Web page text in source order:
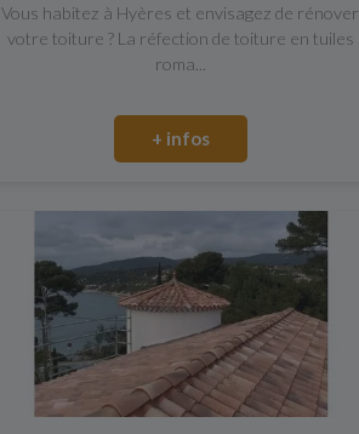
Vous habitez à Hyères et envisagez de rénover
votre toiture ? La réfection de toiture en tuiles
roma...
+ infos